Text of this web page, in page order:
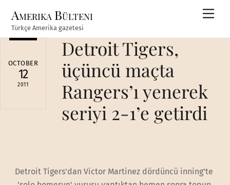
content
Amerika Bülteni
Türkçe Amerika gazetesi
OCTOBER
12
2011
Detroit Tigers,
üçüncü maçta
Rangers’ı yenerek
seriyi 2-1’e getirdi
Detroit Tigers'dan Victor Martinez dördüncü inning'te